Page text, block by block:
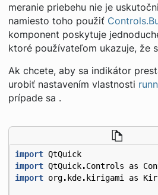
meranie priebehu nie je
namiesto toho použiť
komponent poskytuje
ktoré používateľom ukazuje, že
Ak chcete, aby sa indikátor
urobiť nastavením vlastnosti
prípade sa .
import QtQuick
import QtQuick.Controls as
import org. kde. kirigami as